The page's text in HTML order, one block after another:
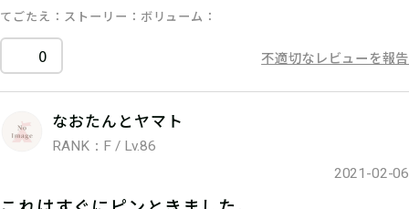
てごたえ ストーリー ボリューム
0 不適切なレビューを報告
なおたんとヤマト
RANK：F / Lv.86
2021-02-06